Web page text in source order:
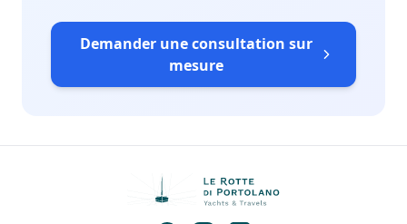
Demander une consultation sur
mesure